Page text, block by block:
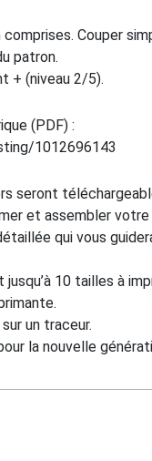
Couper
patron.
+ (niveau 2/5).
(PDF) :
1012696143
seront
et assembler votre
qui vous
10 tailles à
un traceur.
la nouvelle